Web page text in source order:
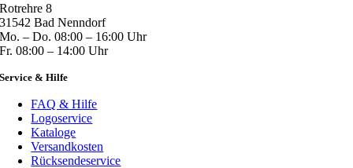
Rotrehre 8
31542 Bad Nenndorf
Mo. – Do. 08:00 – 16:00 Uhr
Fr. 08:00 – 14:00 Uhr
Service & Hilfe
FAQ & Hilfe
Logoservice
Kataloge
Versandkosten
Rücksendeservice